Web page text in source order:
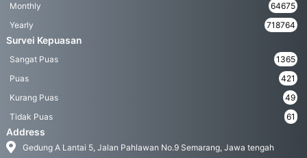
Monthly
64675
Yearly
718764
Survei Kepuasan
Sangat Puas
1365
Puas
421
Kurang Puas
49
Tidak Puas
61
Address
Gedung A Lantai 5, Jalan Pahlawan No.9 Semarang, Jawa tengah